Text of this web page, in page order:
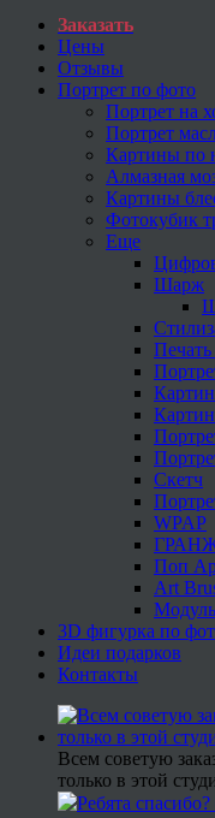
Заказать
Цены
Отзывы
Портрет по фото
Портрет на
Портрет
Картины по
Алмазная
Картины
Фотокубик
Еще
Шарж
Скетч
WPAP
Поп
Art
3D фигурка по
Идеи подарков
Контакты
Всем советую
только в этой